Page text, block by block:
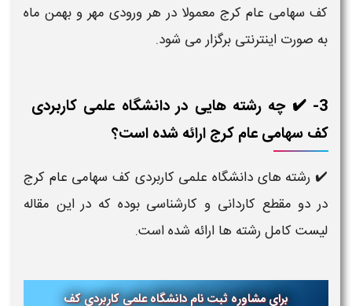
کف سهامی عام کرج معمولا در هر ورودی مهر و بهمن ماه
به صورت اینترنتی برگزار می شود.
3- ✔️ چه رشته هایی در دانشگاه علمی کاربردی
کف سهامی عام کرج ارائه شده است؟
✔️ رشته های دانشگاه علمی کاربردی کف سهامی عام کرج
در دو مقطع کاردانی و کارشناسی بوده که در این مقاله
لیست کامل رشته ها ارائه شده است.
برای مشاوره ثبت نام دانشگاه علمی کاربردی کف